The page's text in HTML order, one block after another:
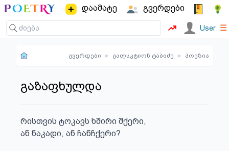
დაამატე გვერდები
User ☰
გვერდები ▸ გალაკტიონ ტაბიძე ▸ პოეზია
გაზაფხულდა
რისთვის ტოკავს ხშირი შქერი,
ან ნაკადი, ან ჩანჩქერი?